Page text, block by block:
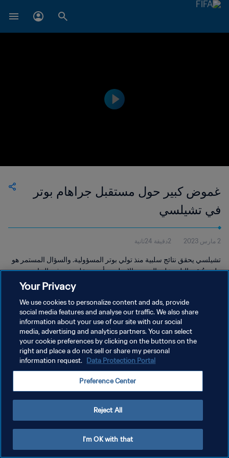
غموض كبير حول مستقبل جراهام بوتر
في تشيلسي
2 مارس 2023 2دقيقة 24ثانية
تشيلسي يحقق نتائج سلبية منذ تولي بوتر المسؤولية. والسؤال المستمر هو
هل سيُبقي البلوز على المدرب الإنجليزي أم سيتخلى عنه في النهاية
سياسة الخصوصية
إدارة تفضيلات ملفات تعريف الارتباط
Your Privacy
We use cookies to personalize content and ads, provide
social media features and analyse our traffic. We also share
information about your use of our site with our social
media, advertising and analytics partners. You can select
your cookie preferences by clicking on the buttons on the
right and place a do not sell or share my personal
information request. Data Protection Portal
Preference Center
Reject All
I'm OK with that